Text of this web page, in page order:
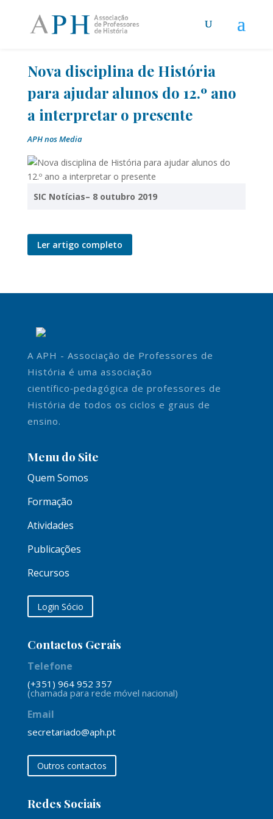
Nova disciplina de História
para ajudar alunos do 12.º ano
a interpretar o presente
APH nos Media
SIC Notícias– 8 outubro 2019
Ler artigo completo
A APH - Associação de Professores de
História é uma associação
científico‑pedagógica de professores de
História de todos os ciclos e graus de
ensino.
Menu do Site
Quem Somos
Formação
Atividades
Publicações
Recursos
Login Sócio
Contactos Gerais
Telefone
(+351) 964 952 357
(chamada para rede móvel nacional)
Email
secretariado@aph.pt
Outros contactos
Redes Sociais